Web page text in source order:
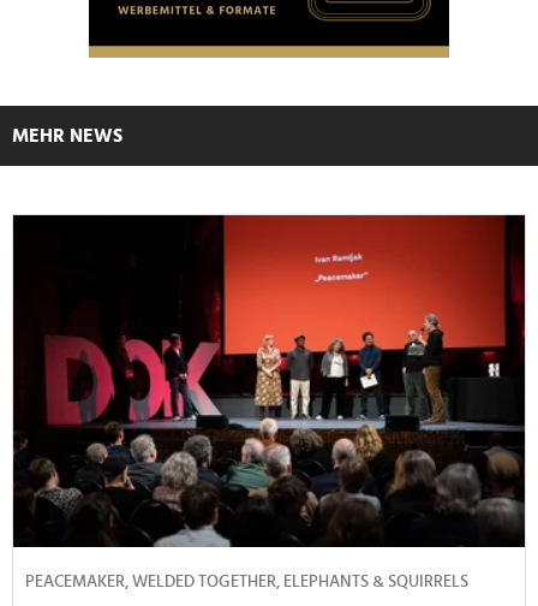
MEHR NEWS
PEACEMAKER, WELDED TOGETHER, ELEPHANTS & SQUIRRELS